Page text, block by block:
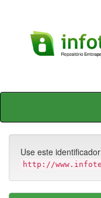
Skip
Use este
http://